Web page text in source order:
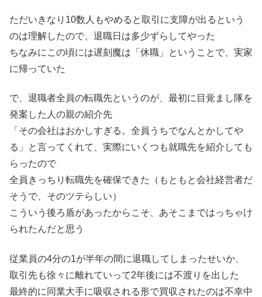
ただいきなり10数人もやめると取引に支障が出るという
のは理解したので、退職日は多少ずらしてやった
ちなみにこの頃には遅刻魔は「休職」ということで、実家
に帰っていた
で、退職者全員の転職先というのが、最初に目覚まし隊を
発案した人の親の紹介先
「その会社はおかしすぎる。全員うちでなんとかしてや
る」と言ってくれて、実際にいくつも就職先を紹介しても
らったので
全員きっちり転職先を確保できた（もともと会社経営者だ
そうで、そのツテらしい）
こういう後ろ盾があったからこそ、あそこまではっちゃけ
られたんだと思う
従業員の4分の1が半年の間に退職してしまったせいか、
取引先も徐々に離れていって2年後には不渡りを出した
最終的に同業大手に吸収される形で買収されたのは不幸中